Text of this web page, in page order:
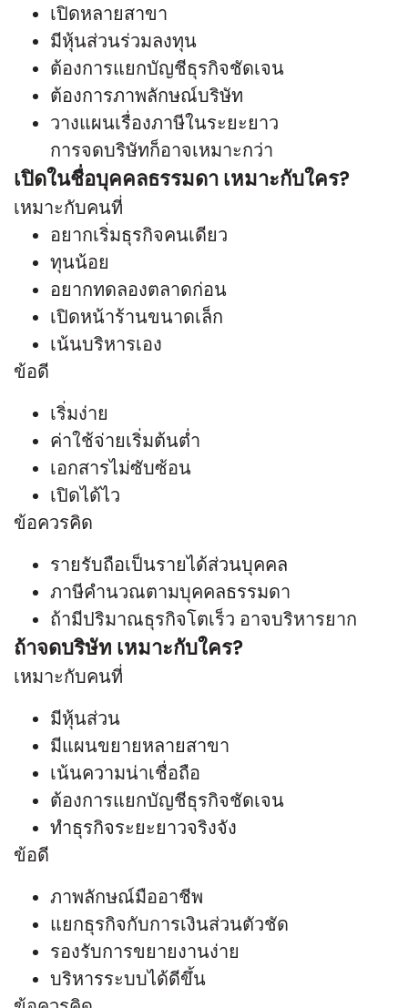
เปิดหลายสาขา
มีหุ้นส่วนร่วมลงทุน
ต้องการแยกบัญชีธุรกิจชัดเจน
ต้องการภาพลักษณ์บริษัท
วางแผนเรื่องภาษีในระยะยาว
การจดบริษัทก็อาจเหมาะกว่า
เปิดในชื่อบุคคลธรรมดา เหมาะกับใคร?
เหมาะกับคนที่
อยากเริ่มธุรกิจคนเดียว
ทุนน้อย
อยากทดลองตลาดก่อน
เปิดหน้าร้านขนาดเล็ก
เน้นบริหารเอง
ข้อดี
เริ่มง่าย
ค่าใช้จ่ายเริ่มต้นต่ำ
เอกสารไม่ซับซ้อน
เปิดได้ไว
ข้อควรคิด
รายรับถือเป็นรายได้ส่วนบุคคล
ภาษีคำนวณตามบุคคลธรรมดา
ถ้ามีปริมาณธุรกิจโตเร็ว อาจบริหารยาก
ถ้าจดบริษัท เหมาะกับใคร?
เหมาะกับคนที่
มีหุ้นส่วน
มีแผนขยายหลายสาขา
เน้นความน่าเชื่อถือ
ต้องการแยกบัญชีธุรกิจชัดเจน
ทำธุรกิจระยะยาวจริงจัง
ข้อดี
ภาพลักษณ์มืออาชีพ
แยกธุรกิจกับการเงินส่วนตัวชัด
รองรับการขยายงานง่าย
บริหารระบบได้ดีขึ้น